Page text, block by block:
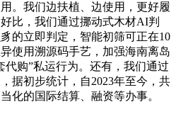
我们边扶植、边使用，更好履
比，我们通过挪动式木材AI判
的立即判定，智能初筛可正在10
使用溯源码手艺，加强海南离岛
代购”私运行为。还有，我们通过
据初步统计，自2023年至今，共
化的国际结算、融资等办事。